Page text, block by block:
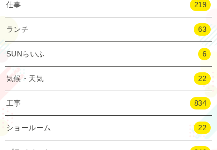
仕事 219
ランチ 63
SUNらいふ 6
気候・天気 22
工事 834
ショールーム 22